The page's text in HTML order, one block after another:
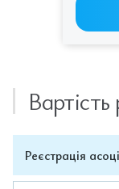
Вартість
Реєстрація